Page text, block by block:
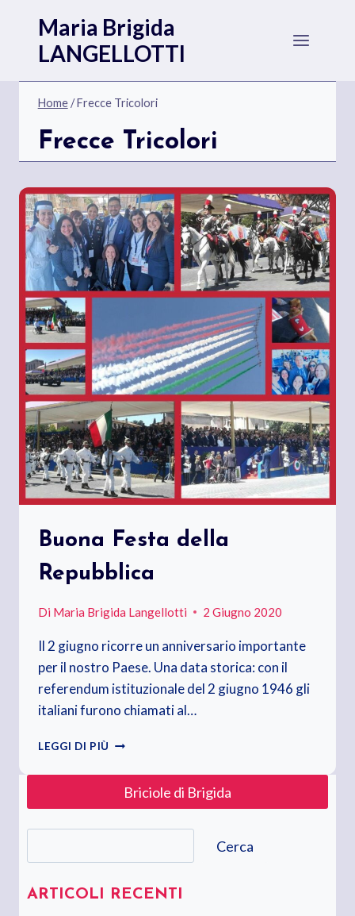
contenuto
Maria Brigida
LANGELLOTTI
Home/Frecce Tricolori
Frecce Tricolori
Buona Festa della
Repubblica
Di Maria Brigida Langellotti 2 Giugno 2020
Il 2 giugno ricorre un anniversario importante
per il nostro Paese. Una data storica: con il
referendum istituzionale del 2 giugno 1946 gli
italiani furono chiamati al…
LEGGI DI PIÙ BUONA
DELLA
REPUBBLICA
Briciole di Brigida
Cerca
ARTICOLI RECENTI